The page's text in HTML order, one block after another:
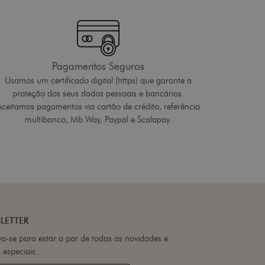
Pagamentos Seguros
Usamos um certificado digital (https) que garante a
proteção dos seus dados pessoais e bancários.
pagamentos via cartão de crédito, referência
multibanco, Mb Way, Paypal e Scalapay.
se para estar a par de todas as novidades e